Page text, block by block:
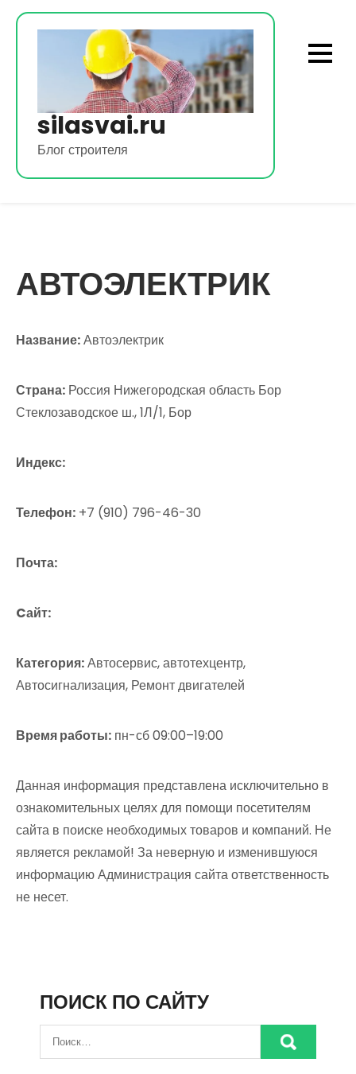
Перейти
silasvai.ru
Блог строителя
АВТОЭЛЕКТРИК
Название:Автоэлектрик
Страна: Россия Нижегородская область Бор
Стеклозаводское ш., 1Л/1, Бор
Индекс:
Телефон: +7 (910) 796-46-30
Почта:
Cайт:
Категория:Автосервис, автотехцентр,
Автосигнализация, Ремонт двигателей
Время работы: пн-сб 09:00–19:00
Данная информация представлена исключительно в
ознакомительных целях для помощи посетителям
сайта в поиске необходимых товаров и компаний. Не
является рекламой! За неверную и изменившуюся
информацию Администрация сайта ответственность
не несет.
ПОИСК ПО САЙТУ